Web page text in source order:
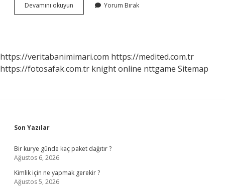
Devamını okuyun Merdiven
Kelimesinin
Yorum Bırak
https://veritabanimimari.com https://medited.com.tr
https://fotosafak.com.tr knight online nttgame Sitemap
Sidebar
Son Yazılar
Bir kurye günde kaç paket dağıtır ?
Ağustos 6, 2026
Kimlik için ne yapmak gerekir ?
Ağustos 5, 2026